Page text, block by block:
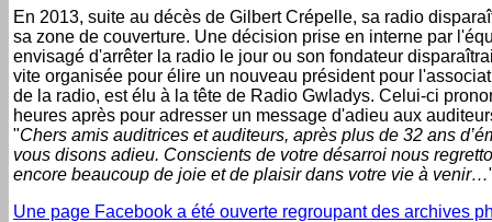
En 2013, suite au décès de Gilbert Crépelle, sa radio
sa zone de couverture. Une décision prise en interne par
envisagé d'arrêter la radio le jour ou son fondateur
vite organisée pour élire un nouveau président pour
de la radio, est élu à la tête de Radio Gwladys. Celui-ci
heures après pour adresser un message d'adieu aux
"Chers amis auditrices et auditeurs, après plus de 32 ans
vous disons adieu. Conscients de votre désarroi nous
encore beaucoup de joie et de plaisir dans votre vie à venir…
Une page Facebook a été ouverte regroupant des archives